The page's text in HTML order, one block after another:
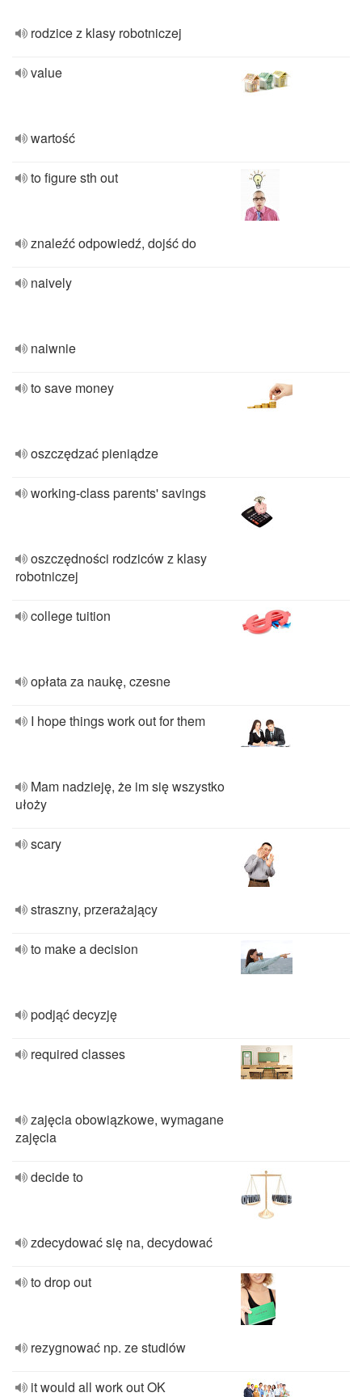
rodzice z klasy robotniczej
value
wartość
to figure sth out
znaleźć odpowiedź, dojść do
naively
naiwnie
to save money
oszczędzać pieniądze
working-class parents' savings
oszczędności rodziców z klasy
robotniczej
college tuition
opłata za naukę, czesne
I hope things work out for them
Mam nadzieję, że im się wszystko
ułoży
scary
straszny, przerażający
to make a decision
podjąć decyzję
required classes
zajęcia obowiązkowe, wymagane
zajęcia
decide to
zdecydować się na, decydować
to drop out
rezygnować np. ze studiów
it would all work out OK